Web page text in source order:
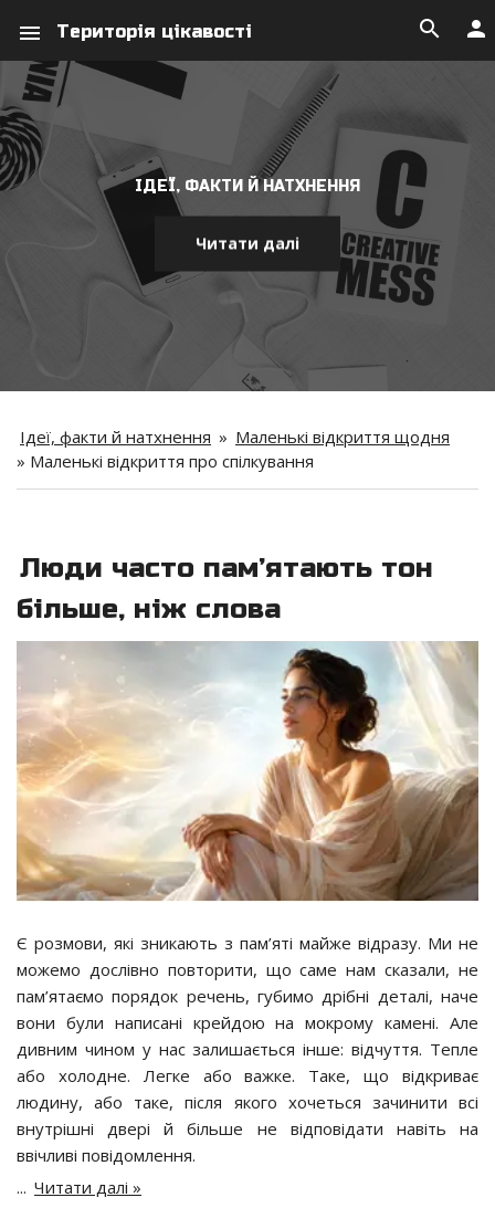
menu Територія цікавості person
search
ІДЕЇ, ФАКТИ Й НАТХНЕННЯ
Читати далі
Ідеї, факти й натхнення » Маленькі відкриття щодня
» Маленькі відкриття про спілкування
Люди часто пам’ятають тон
більше, ніж слова
Є розмови, які зникають з пам’яті майже відразу. Ми не
можемо дослівно повторити, що саме нам сказали, не
пам’ятаємо порядок речень, губимо дрібні деталі, наче
вони були написані крейдою на мокрому камені. Але
дивним чином у нас залишається інше: відчуття. Тепле
або холодне. Легке або важке. Таке, що відкриває
людину, або таке, після якого хочеться зачинити всі
внутрішні двері й більше не відповідати навіть на
ввічливі повідомлення.
... Читати далі »